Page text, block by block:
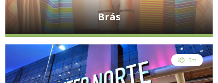
Brás
5m